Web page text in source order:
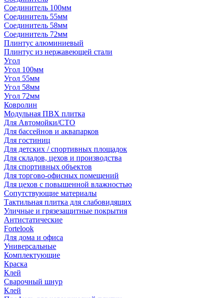
Соединитель 100мм
Соединитель 55мм
Соединитель 58мм
Соединитель 72мм
Плинтус алюминиевый
Плинтус из нержавеющей стали
Угол
Угол 100мм
Угол 55мм
Угол 58мм
Угол 72мм
Ковролин
Модульная ПВХ плитка
Для Автомойки/СТО
Для бассейнов и аквапарков
Для гостиниц
Для детских / спортивных площадок
Для складов, цехов и производства
Для спортивных объектов
Для торгово-офисных помещений
Для цехов с повышенной влажностью
Сопутствующие материалы
Тактильная плитка для слабовидящих
Уличные и грязезащитные покрытия
Антистатические
Fortelook
Для дома и офиса
Универсальные
Комплектующие
Краска
Клей
Сварочный шнур
Клей